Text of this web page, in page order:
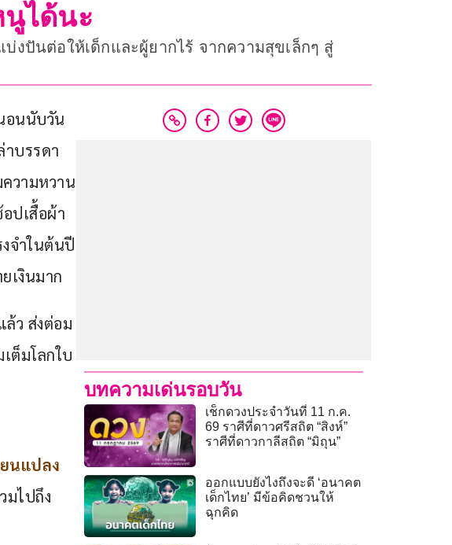
นูได้นะ
งปันต่อให้เด็กและผู้ยากไร้ จากความสุขเล็กๆ สู่
อนนับวัน
บรรดา
วามหวาน
ปเสื้อผ้า
จำในต้นปี
เงินมาก
ล้ว ส่งต่อม
ต็มโลกใบ
นแปลง
มไปถึง
บทความเด่นรอบวัน
เช็กดวงประจำวันที่ 11 ก.ค.
69 ราศีที่ดาวศรีสถิต “สิงห์”
ราศีที่ดาวกาลีสถิต “มิถุน”
ออกแบบยังไงถึงจะดี ‘อนาคต
เด็กไทย’ มีข้อคิดชวนให้
ฉุกคิด